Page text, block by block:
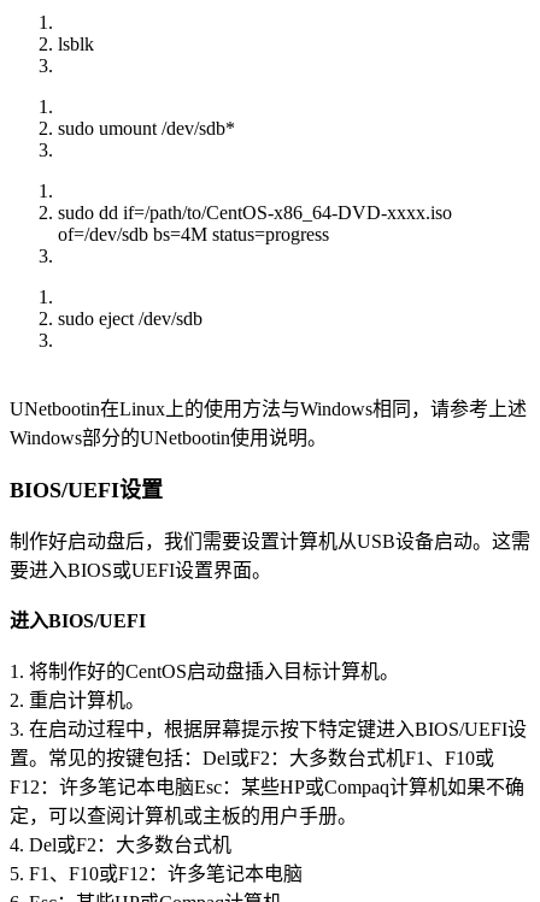
lsblk
sudo umount /dev/sdb*
sudo dd if=/path/to/CentOS-x86_64-DVD-xxxx.iso
of=/dev/sdb bs=4M status=progress
sudo eject /dev/sdb
UNetbootin在Linux上的使用方法与Windows相同，请参考上述
Windows部分的UNetbootin使用说明。
BIOS/UEFI设置
制作好启动盘后，我们需要设置计算机从USB设备启动。这需
要进入BIOS或UEFI设置界面。
进入BIOS/UEFI
1. 将制作好的CentOS启动盘插入目标计算机。
2. 重启计算机。
3. 在启动过程中，根据屏幕提示按下特定键进入BIOS/UEFI设
置。常见的按键包括：Del或F2：大多数台式机F1、F10或
F12：许多笔记本电脑Esc：某些HP或Compaq计算机如果不确
定，可以查阅计算机或主板的用户手册。
4. Del或F2：大多数台式机
5. F1、F10或F12：许多笔记本电脑